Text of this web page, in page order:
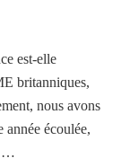
est-elle
britanniques,
nous avons
année écoulée,
…